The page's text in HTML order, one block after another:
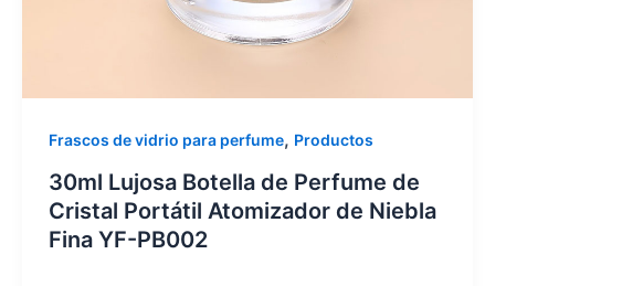
Frascos de vidrio para perfume, Productos
30ml Lujosa Botella de Perfume de
Cristal Portátil Atomizador de Niebla
Fina YF-PB002